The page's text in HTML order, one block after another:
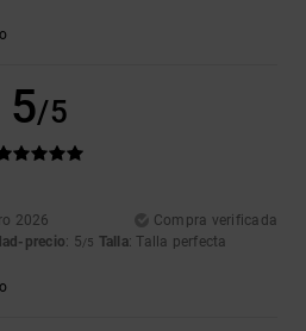
5/5
2026
Compra verificada
precio: 5/5 Talla: Talla perfecta